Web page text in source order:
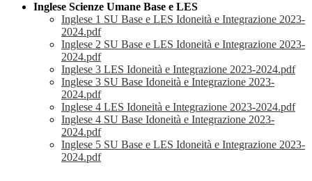
Inglese Scienze Umane Base e LES
Inglese 1 SU Base e LES Idoneità e Integrazione 2023-
2024.pdf
Inglese 2 SU Base e LES Idoneità e Integrazione 2023-
2024.pdf
Inglese 3 LES Idoneità e Integrazione 2023-2024.pdf
Inglese 3 SU Base Idoneità e Integrazione 2023-
2024.pdf
Inglese 4 LES Idoneità e Integrazione 2023-2024.pdf
Inglese 4 SU Base Idoneità e Integrazione 2023-
2024.pdf
Inglese 5 SU Base e LES Idoneità e Integrazione 2023-
2024.pdf